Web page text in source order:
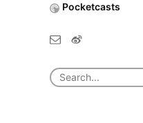
Pocketcasts